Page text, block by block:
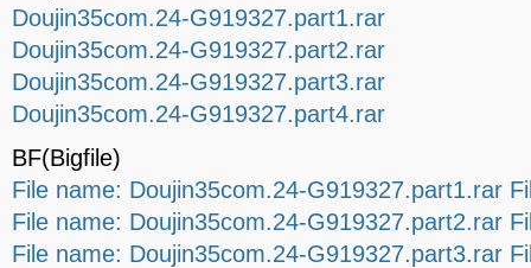
Doujin35com.24-G919327.part1.rar
Doujin35com.24-G919327.part2.rar
Doujin35com.24-G919327.part3.rar
Doujin35com.24-G919327.part4.rar
BF(Bigfile)
File name: Doujin35com.24-G919327.part1.rar
File name: Doujin35com.24-G919327.part2.rar
File name: Doujin35com.24-G919327.part3.rar